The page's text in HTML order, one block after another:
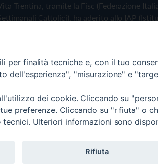
Trentina, tramite la Fisc (Federazione
Cattolici), ha aderito allo IAP
Privacy Policy Cookie Policy
Editrice
per finalità tecniche e, con il tuo
dell'esperienza", "misurazione" e
dei cookie. Cliccando su
preferenze. Cliccando su "rifiuta" o
Ulteriori informazioni sono
Rifiuta